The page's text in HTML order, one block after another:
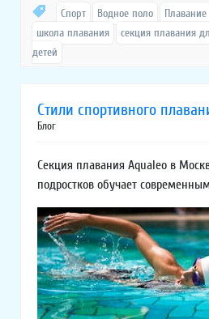
Спорт Водное поло Плавание
школа плавания
секция плавания
детей
Стили спортивного
Блог
Секция плавания Aqualeo в
подростков обучает